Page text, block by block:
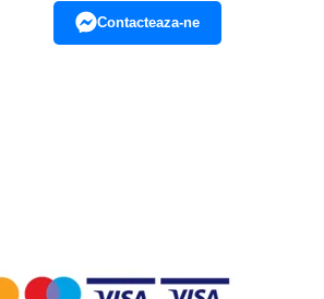
Contacteaza-ne